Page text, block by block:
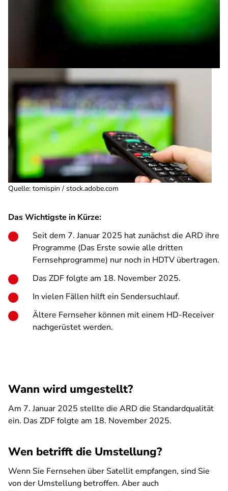
Quelle: tomispin / stock.adobe.com
Das Wichtigste in Kürze:
Seit dem 7. Januar 2025 hat zunächst die ARD ihre
Programme (Das Erste sowie alle dritten
Fernsehprogramme) nur noch in HDTV übertragen.
Das ZDF folgte am 18. November 2025.
In vielen Fällen hilft ein Sendersuchlauf.
Ältere Fernseher können mit einem HD-Receiver
nachgerüstet werden.
Wann wird umgestellt?
Am 7. Januar 2025 stellte die ARD die Standardqualität
ein. Das ZDF folgte am 18. November 2025.
Wen betrifft die Umstellung?
Wenn Sie Fernsehen über Satellit empfangen, sind Sie
von der Umstellung betroffen. Aber auch